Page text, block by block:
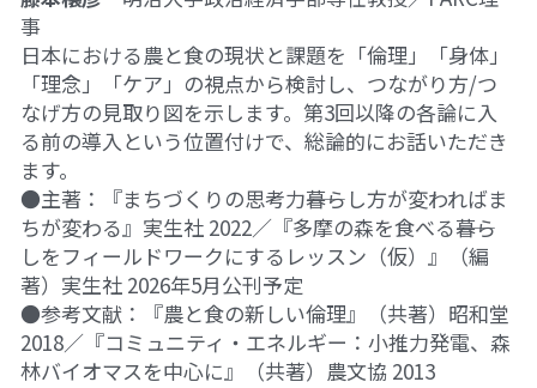
事
日本における農と食の現状と課題を「倫理」「身体」
「理念」「ケア」の視点から検討し、つながり方/つ
なげ方の見取り図を示します。第3回以降の各論に入
る前の導入という位置付けで、総論的にお話いただき
ます。
●主著：『まちづくりの思考力――暮らし方が変わればま
ちが変わる』実生社 2022／『多摩の森を食べる――暮ら
しをフィールドワークにするレッスン（仮）』
（編
著） 実生社 2026年5月公刊予定
●参考文献：『農と食の新しい倫理』
（共著） 昭和堂
2018／『コミュニティ・エネルギー：小推力発電、森
林バイオマスを中心に』
（共著） 農文協 2013
畑で実践2023
英文精読